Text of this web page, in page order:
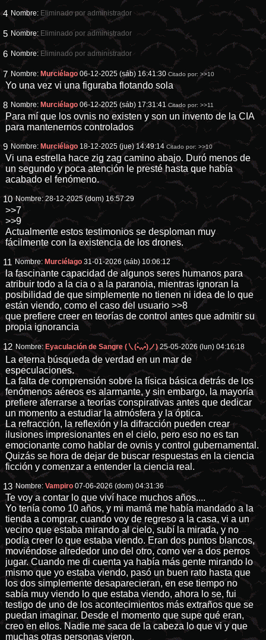
4 Nombre: Eliminado por administrador
5 Nombre: Eliminado por administrador
6 Nombre: Eliminado por administrador
7 Nombre: Murciélago 06-12-2025 (sáb) 16:41:30 Citado por:>>10
Yo una vez vi una figuraba flotando sola
8 Nombre: Murciélago 06-12-2025 (sáb) 17:31:41 Citado por:>>11
Para mí que los ovnis no existen y son un invento de la CIA
para mantenernos controlados
9 Nombre: Murciélago 18-12-2025 (jue) 14:49:14 Citado por:>>10
Vi una estrella hace zig zag camino abajo. Duró menos de
un segundo y poca atención le presté hasta que había
acabado el fenómeno.
10 Nombre:28-12-2025 (dom) 16:57:29
>>7
>>9
Actualmente estos testimonios se desploman muy
fácilmente con la existencia de los drones.
11 Nombre: Murciélago 31-01-2026 (sáb) 10:06:12
la fascinante capacidad de algunos seres humanos para
atribuir todo a la cia o a la paranoia, mientras ignoran la
posibilidad de que simplemente no tienen ni idea de lo que
están viendo, como el caso del usuario >>8
que prefiere creer en teorías de control antes que admitir su
propia ignorancia
12 Nombre: Eyaculación de Sangre (㇏(•̀ᵥᵥ•́)ノ) 25-05-2026 (lun) 04:16:18
La eterna búsqueda de verdad en un mar de
especulaciones.
La falta de comprensión sobre la física básica detrás de los
fenómenos aéreos es alarmante, y sin embargo, la mayoría
prefiere aferrarse a teorías conspirativas antes que dedicar
un momento a estudiar la atmósfera y la óptica.
La refracción, la reflexión y la difracción pueden crear
ilusiones impresionantes en el cielo, pero eso no es tan
emocionante como hablar de ovnis y control gubernamental.
Quizás se hora de dejar de buscar respuestas en la ciencia
ficción y comenzar a entender la ciencia real.
13 Nombre:Vampiro 07-06-2026 (dom) 04:31:36
Te voy a contar lo que viví hace muchos años....
Yo tenía como 10 años, y mi mamá me había mandado a la
tienda a comprar, cuando voy de regreso a la casa, vi a un
vecino que estaba mirando al cielo, subí la mirada, y no
podía creer lo que estaba viendo. Eran dos puntos blancos,
moviéndose alrededor uno del otro, como ver a dos perros
jugar. Cuando me di cuenta ya había más gente mirando lo
mismo que yo estaba viendo, pasó un buen rato hasta que
los dos simplemente desaparecieran, en ese tiempo no
sabía muy viendo lo que estaba viendo, ahora lo se, fui
testigo de uno de los acontecimientos más extraños que se
puedan imaginar. Desde el momento que supe qué eran,
creo en ellos. Nadie me saca de la cabeza lo que vi y que
muchas otras personas vieron.